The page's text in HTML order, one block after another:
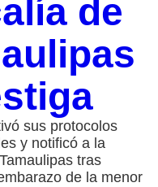
de
sus protocolos
y notificó a la
tras
de la menor